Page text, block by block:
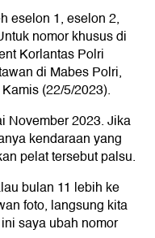
eselon 1, eselon 2,
nomor khusus di
Korlantas Polri
di Mabes Polri,
(22/5/2023).
November 2023. Jika
kendaraan yang
pelat tersebut palsu.
bulan 11 lebih ke
foto, langsung kita
saya ubah nomor